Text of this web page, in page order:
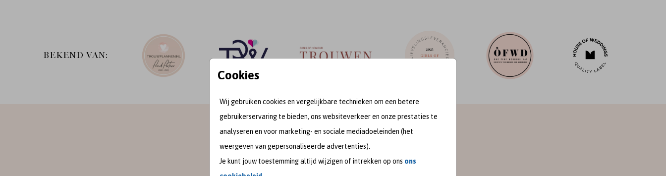
Cookies
Wij gebruiken cookies en vergelijkbare technieken om een betere
gebruikerservaring te bieden, ons websiteverkeer en onze prestaties te
analyseren en voor marketing- en sociale mediadoeleinden (het
weergeven van gepersonaliseerde advertenties).
Je kunt jouw toestemming altijd wijzigen of intrekken op ons ons
BEKEND VAN:
meet me on
SOCIAL MEDIA